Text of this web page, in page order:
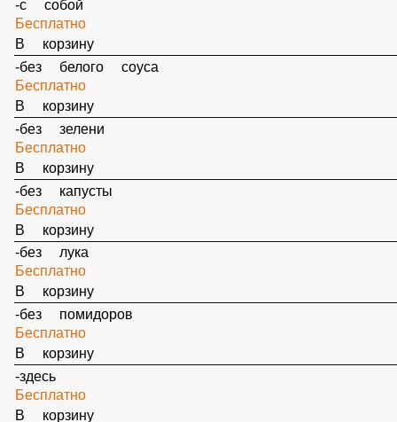
В корзину
ФС Гранат 50 гр
65 ₽
В корзину
ФС Маслины 30 гр
39 ₽
В корзину
Бесплатно
В корзину
Для гироса на тарелке
-с собой
Бесплатно
В корзину